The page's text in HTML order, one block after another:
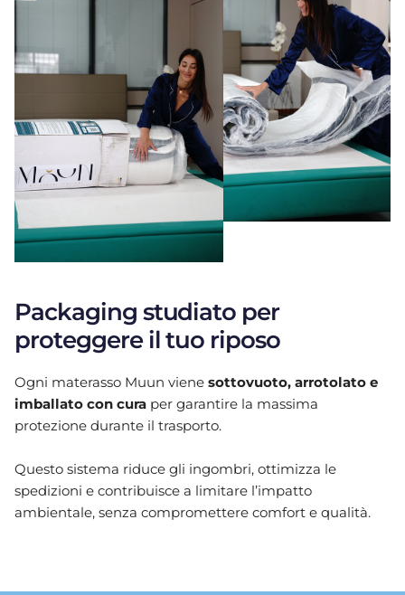
Packaging studiato per
proteggere il tuo riposo
Ogni materasso Muun viene sottovuoto, arrotolato e
imballato con cura per garantire la massima
protezione durante il trasporto.
Questo sistema riduce gli ingombri, ottimizza le
spedizioni e contribuisce a limitare l’impatto
ambientale, senza compromettere comfort e qualità.